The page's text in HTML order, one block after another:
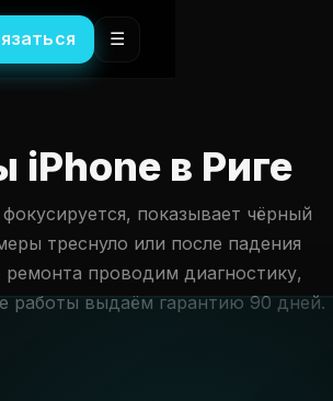
☰
в Риге
показывает чёрный
треснуло или после падения
проводим диагностику,
работы выдаём гарантию 90 дней.